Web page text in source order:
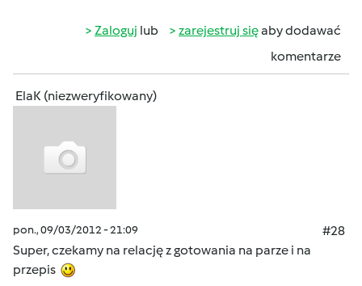
Zaloguj lub zarejestruj sięaby dodawać
komentarze
ElaK (niezweryfikowany)
pon., 09/03/2012 - 21:09
#28
Super, czekamy na relację z gotowania na parze i na
przepis